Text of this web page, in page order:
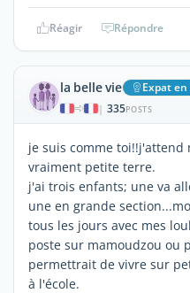
Réagir Répondre
la belle vie Expat en
| 335POSTS
je suis comme
vraiment petite terre.
j'ai trois enfants; une va
une en grande
tous les jours avec mes
poste sur mamoudzou ou
permettrait de vivre sur
à l'école.